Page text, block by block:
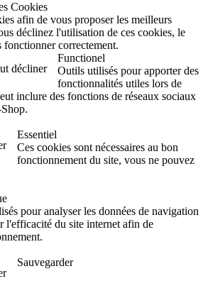
Cookies
afin de vous proposer les meilleurs
déclinez l'utilisation de ces cookies, le
fonctionner correctement.
décliner
Functionel
Outils utilisés pour apporter des
fonctionnalités utiles lors de
inclure des fonctions de réseaux sociaux
Essentiel
Ces cookies sont nécessaires au bon
fonctionnement du site, vous ne pouvez
pour analyser les données de navigation
l'efficacité du site internet afin de
Sauvegarder